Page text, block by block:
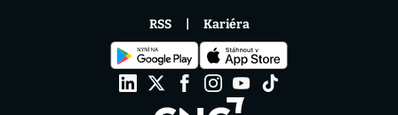
RSS Kariéra